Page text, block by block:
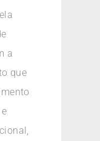
a
que